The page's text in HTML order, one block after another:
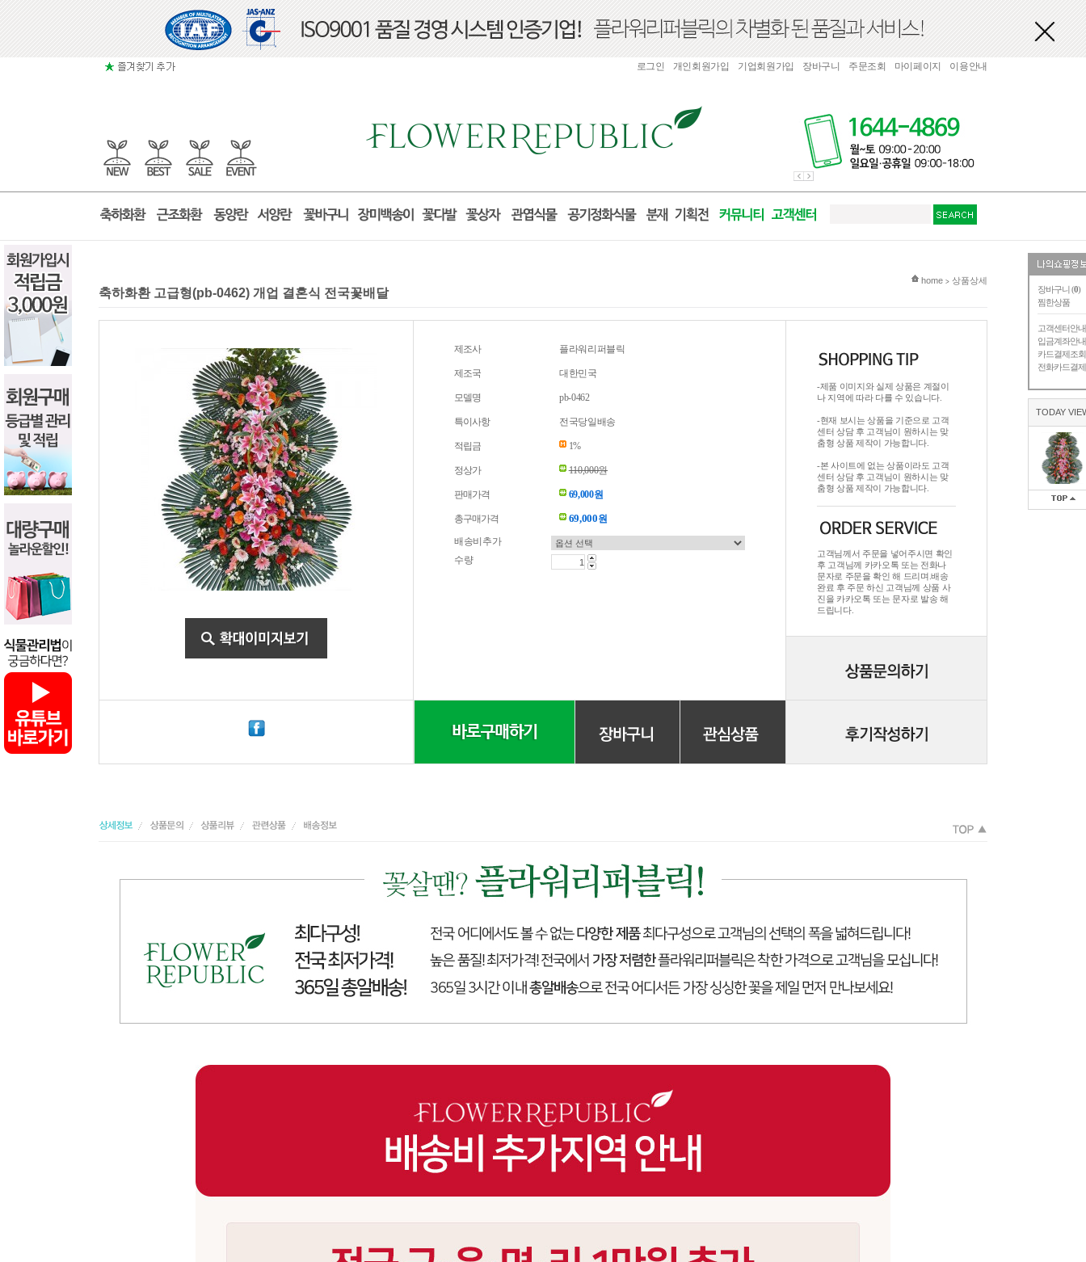
장바구니 (0)
찜한상품
고객센터안내
입금계좌안내
카드결제조회
전화카드결제
TODAY
로그인 개인회원가입 기업회원가입 장바구니 주문조회 마이페이지 이용안내
현재 위치
home > 상품상세
축하화환 고급형(pb-0462) 개업 결혼식 전국꽃배달
제조사 플라워리퍼블릭
제조국 대한민국
모델명 pb-0462
특이사항 전국당일배송
적립금 1%
정상가 110,000원
판매가격 69,000원
총구매가격 69,000원
배송비추가
수량
-제품 이미지와 실제 상품은 계절이
나 지역에 따라 다를 수 있습니다.
-현재 보시는 상품을 기준으로 고객
센터 상담 후 고객님이 원하시는 맞
춤형 상품 제작이 가능합니다.
-본 사이트에 없는 상품이라도 고객
센터 상담 후 고객님이 원하시는 맞
춤형 상품 제작이 가능합니다.
고객님께서 주문을 넣어주시면 확인
후 고객님께 카카오톡 또는 전화나
문자로 주문을 확인 해 드리며.배송
완료 후 주문 하신 고객님께 상품 사
진을 카카오톡 또는 문자로 발송 해
드립니다.